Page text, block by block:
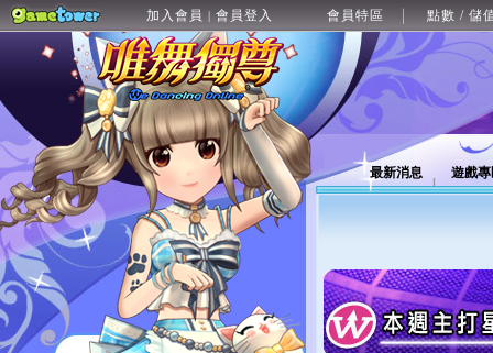
加入會員 | 會員登入 會員特區 點數 / 儲
最新消息 遊戲